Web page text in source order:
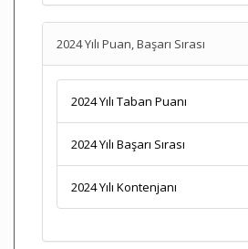
2024 Yılı Puan, Başarı Sırası
2024 Yılı Taban Puanı
2024 Yılı Başarı Sırası
2024 Yılı Kontenjanı